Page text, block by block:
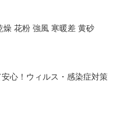
燥 花粉 強風 寒暖差 黄砂
心！ウィルス・感染症対策